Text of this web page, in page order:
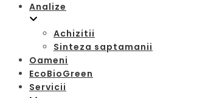
Analize
Achizitii
Sinteza saptamanii
Oameni
EcoBioGreen
Servicii